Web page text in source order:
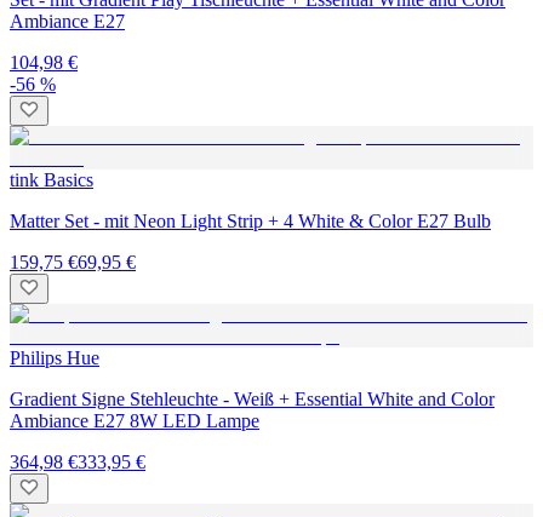
Ambiance E27
104,98 €
-56 %
tink Basics
Matter Set - mit Neon Light Strip + 4 White & Color E27 Bulb
159,75 €69,95 €
Philips Hue
Gradient Signe Stehleuchte - Weiß + Essential White and Color
Ambiance E27 8W LED Lampe
364,98 €333,95 €